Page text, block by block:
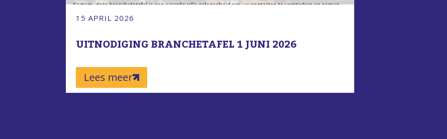
15 APRIL 2026
UITNODIGING BRANCHETAFEL 1 JUNI 2026
Lees meer